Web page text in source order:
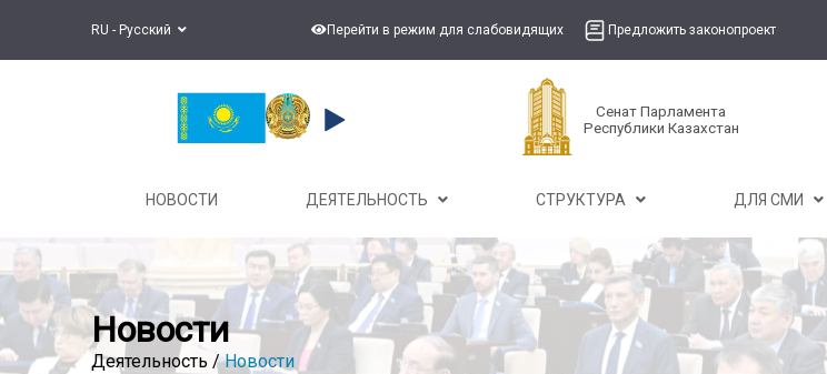
RU - Русский Перейти в режим для слабовидящих Предложить законопроект
Сенат Парламента
Республики Казахстан
НОВОСТИ ДЕЯТЕЛЬНОСТЬ СТРУКТУРА ДЛЯ СМИ
Новости
Деятельность /Новости